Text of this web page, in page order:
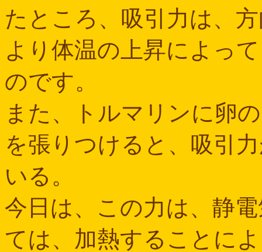
たところ、吸引力は、
より体温の上昇によっ
のです。
また、トルマリンに卵
を張りつけると、吸引
いる。
今日は、この力は、静
ては、加熱することに